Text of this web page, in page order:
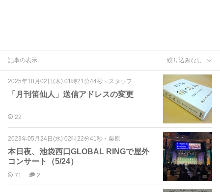
記事の表示 絞り込みなし
2025年10月02日(木) 01時21分44秒 ・ スタッフ
「月刊笛仙人」送信アドレスの変更
22
2023年05月24日(水) 02時22分41秒 ・ 栗原
本日夜、池袋西口GLOBAL RINGで屋外
コンサート（5/24）
71 2